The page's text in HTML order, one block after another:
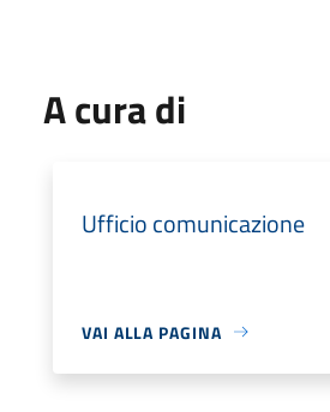
A cura di
Ufficio comunicazione
VAI ALLA PAGINA